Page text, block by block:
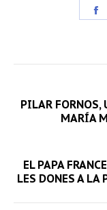
PILAR FORNOS,
MARÍA
EL PAPA
LES DONES A LA